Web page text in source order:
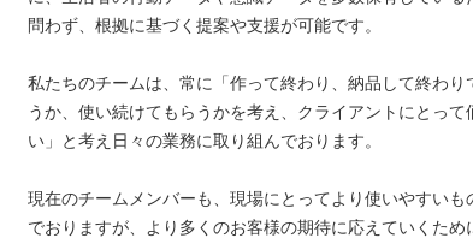
問わず、根拠に基づく提案や支援が可能です。
私たちのチームは、常に「作って終わり、納品して終わ
うか、使い続けてもらうかを考え、クライアントにとっ
い」と考え日々の業務に取り組んでおります。
現在のチームメンバーも、現場にとってより使いやすい
でおりますが、より多くのお客様の期待に応えていくた